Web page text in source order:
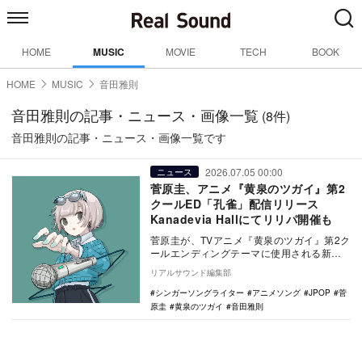
HOME MUSIC MOVIE TECH BOOK
HOME MUSIC 音田雅則
音田雅則の記事・ニュース・画像一覧 (8件)
音田雅則の記事・ニュース・画像一覧です
ニュース 2026.07.05 00:00
菅原圭、アニメ『黄泉のツガイ』第2
クールED「孔雀」配信リリース
Kanadevia Hallにてリリパ開催も
菅原圭が、TVアニメ『黄泉のツガイ』第2ク
ールエンディングテーマに使用される新曲
「孔雀」を本日7月5日に配信リリースし
た。 …
リアルサウンド編集部
シンガーソングライター
アニメソング JPOP
菅
原圭
黄泉のツガイ 音田雅則